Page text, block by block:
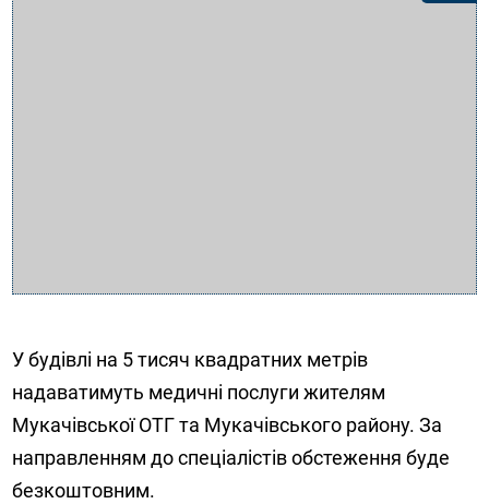
У будівлі на 5 тисяч квадратних метрів
надаватимуть медичні послуги жителям
Мукачівської ОТГ та Мукачівського району. За
направленням до спеціалістів обстеження буде
безкоштовним.